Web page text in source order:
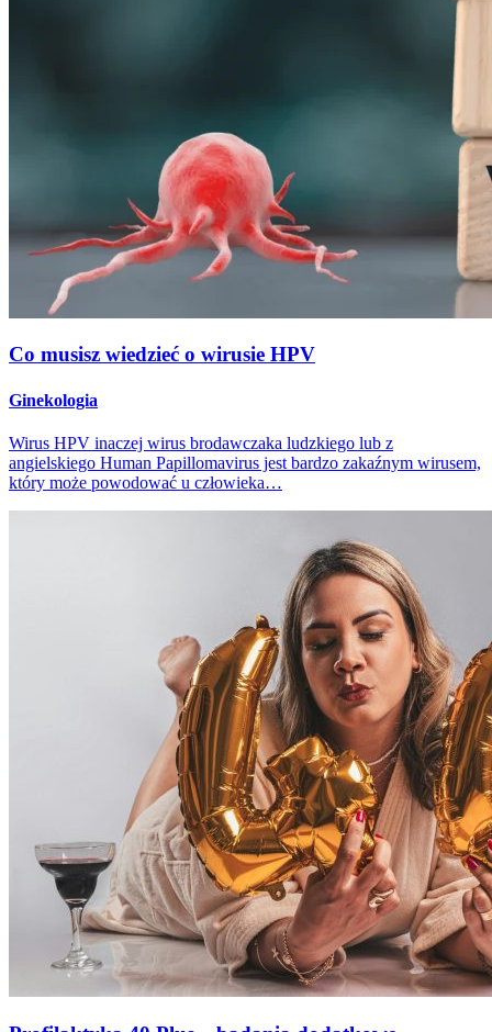
Co musisz wiedzieć o wirusie HPV
Ginekologia
Wirus HPV inaczej wirus brodawczaka ludzkiego lub z
angielskiego Human Papillomavirus jest bardzo zakaźnym wirusem,
który może powodować u człowieka…